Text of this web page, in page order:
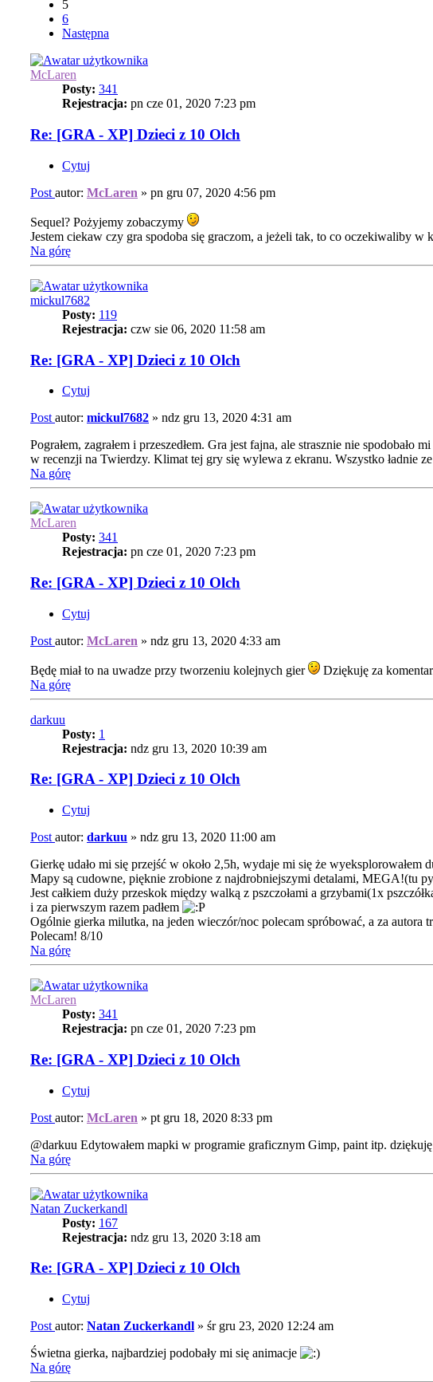
5
6
Następna
McLaren
Posty: 341
Rejestracja: pn cze 01, 2020 7:23 pm
Re: [GRA - XP] Dzieci z 10 Olch
Cytuj
Post autor: McLaren » pn gru 07, 2020 4:56 pm
Sequel? Pożyjemy zobaczymy
Jestem ciekaw czy gra spodoba się graczom, a jeżeli tak, to co oczekiwaliby w
Na górę
mickul7682
Posty: 119
Rejestracja: czw sie 06, 2020 11:58 am
Re: [GRA - XP] Dzieci z 10 Olch
Cytuj
Post autor: mickul7682 » ndz gru 13, 2020 4:31 am
Pograłem, zagrałem i przeszedłem. Gra jest fajna, ale strasznie nie
w recenzji na Twierdzy. Klimat tej gry się wylewa z ekranu. Wszystko ładnie
Na górę
McLaren
Posty: 341
Rejestracja: pn cze 01, 2020 7:23 pm
Re: [GRA - XP] Dzieci z 10 Olch
Cytuj
Post autor: McLaren » ndz gru 13, 2020 4:33 am
Będę miał to na uwadze przy tworzeniu kolejnych gier
Dziękuję za
Na górę
darkuu
Posty: 1
Rejestracja: ndz gru 13, 2020 10:39 am
Re: [GRA - XP] Dzieci z 10 Olch
Cytuj
Post autor: darkuu » ndz gru 13, 2020 11:00 am
Gierkę udało mi się przejść w około 2,5h, wydaje mi się że wyeksplorowałem
Mapy są cudowne, pięknie zrobione z najdrobniejszymi detalami, MEGA!(tu
Jest całkiem duży przeskok między walką z pszczołami a grzybami(1x
i za pierwszym razem padłem
Ogólnie gierka milutka, na jeden wieczór/noc polecam spróbować, a za
Polecam! 8/10
Na górę
McLaren
Posty: 341
Rejestracja: pn cze 01, 2020 7:23 pm
Re: [GRA - XP] Dzieci z 10 Olch
Cytuj
Post autor: McLaren » pt gru 18, 2020 8:33 pm
@darkuu Edytowałem mapki w programie graficznym Gimp, paint itp. dziękuję
Na górę
Natan Zuckerkandl
Posty: 167
Rejestracja: ndz gru 13, 2020 3:18 am
Re: [GRA - XP] Dzieci z 10 Olch
Cytuj
Post autor: Natan Zuckerkandl » śr gru 23, 2020 12:24 am
Świetna gierka, najbardziej podobały mi się animacje
Na górę